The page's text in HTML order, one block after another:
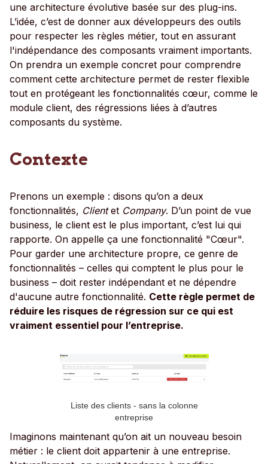
une architecture évolutive basée sur des plug-ins.
L’idée, c’est de donner aux développeurs des outils
pour respecter les règles métier, tout en assurant
l'indépendance des composants vraiment importants.
On prendra un exemple concret pour comprendre
comment cette architecture permet de rester flexible
tout en protégeant les fonctionnalités cœur, comme le
module client, des régressions liées à d’autres
composants du système.
Contexte
Prenons un exemple : disons qu’on a deux
fonctionnalités, Clientet Company. D’un point de vue
business, le client est le plus important, c’est lui qui
rapporte. On appelle ça une fonctionnalité "Cœur".
Pour garder une architecture propre, ce genre de
fonctionnalités – celles qui comptent le plus pour le
business – doit rester indépendant et ne dépendre
d'aucune autre fonctionnalité. Cette règle permet de
réduire les risques de régression sur ce qui est
vraiment essentiel pour l’entreprise.
Liste des clients - sans la colonne
entreprise
Imaginons maintenant qu’on ait un nouveau besoin
métier : le client doit appartenir à une entreprise.